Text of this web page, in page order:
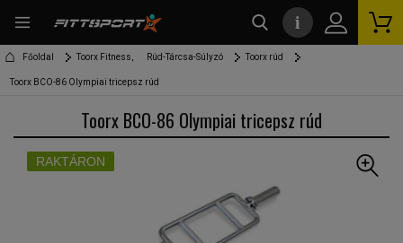
Főoldal Toorx Fitness, Rúd-Tárcsa-Súlyzó Toorx rúd
Toorx BCO-86 Olympiai tricepsz rúd
Toorx BCO-86 Olympiai tricepsz rúd
RAKTÁRON
i
kereső